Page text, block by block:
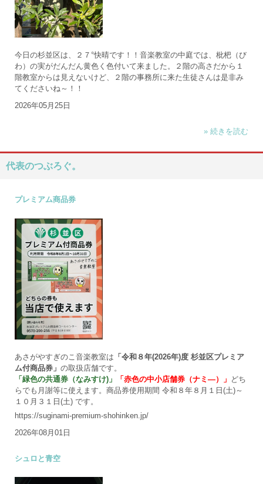
今日の杉並区は、２７°快晴です！！音楽教室の中庭では、枇杷（び
わ）の実がだんだん黄色く色付いて来ました。２階の高さだから１
階教室からは見えないけど、２階の事務所に来た生徒さんは是非み
てくださいね～！！
2026年05月25日
» 続きを読む
代表のつぶろぐ。
プレミアム商品券
あさがやすぎのこ音楽教室は 「令和８年(2026年)度 杉並区プレミア
ム付商品券」 の取扱店舗です。
「緑色の共通券（なみすけ)」
「赤色の中小店舗券（ナミ―）」 どち
らでも月謝等に使えます。商品券使用期間 令和８年８月１日(土)～
１０月３１日(土) です。
https://suginami-premium-shohinken.jp/
2026年08月01日
シュロと青空